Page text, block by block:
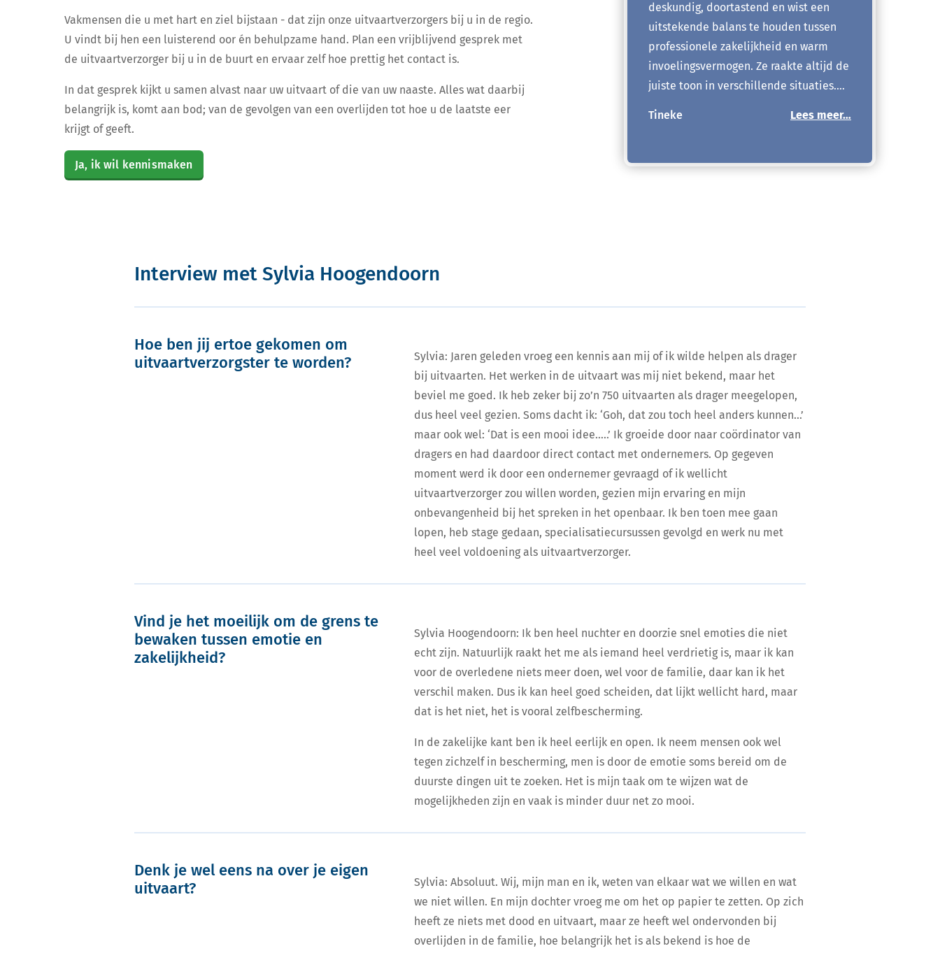
deskundig, doortastend en wist een
uitstekende balans te houden tussen
professionele zakelijkheid en warm
invoelingsvermogen. Ze raakte altijd de
juiste toon in verschillende situaties.…
Tineke Lees meer…
Vakmensen die u met hart en ziel bijstaan - dat zijn onze uitvaartverzorgers bij u in de regio.
U vindt bij hen een luisterend oor én behulpzame hand. Plan een vrijblijvend gesprek met
de uitvaartverzorger bij u in de buurt en ervaar zelf hoe prettig het contact is.
In dat gesprek kijkt u samen alvast naar uw uitvaart of die van uw naaste. Alles wat daarbij
belangrijk is, komt aan bod; van de gevolgen van een overlijden tot hoe u de laatste eer
krijgt of geeft.
Ja, ik wil kennismaken
Interview met Sylvia Hoogendoorn
Hoe ben jij ertoe gekomen om
uitvaartverzorgster te worden?
Sylvia: Jaren geleden vroeg een kennis aan mij of ik wilde helpen als drager
bij uitvaarten. Het werken in de uitvaart was mij niet bekend, maar het
beviel me goed. Ik heb zeker bij zo’n 750 uitvaarten als drager meegelopen,
dus heel veel gezien. Soms dacht ik: ‘Goh, dat zou toch heel anders kunnen…’
maar ook wel: ‘Dat is een mooi idee…..’ Ik groeide door naar coördinator van
dragers en had daardoor direct contact met ondernemers. Op gegeven
moment werd ik door een ondernemer gevraagd of ik wellicht
uitvaartverzorger zou willen worden, gezien mijn ervaring en mijn
onbevangenheid bij het spreken in het openbaar. Ik ben toen mee gaan
lopen, heb stage gedaan, specialisatiecursussen gevolgd en werk nu met
heel veel voldoening als uitvaartverzorger.
Vind je het moeilijk om de grens te
bewaken tussen emotie en
zakelijkheid?
Sylvia Hoogendoorn: Ik ben heel nuchter en doorzie snel emoties die niet
echt zijn. Natuurlijk raakt het me als iemand heel verdrietig is, maar ik kan
voor de overledene niets meer doen, wel voor de familie, daar kan ik het
verschil maken. Dus ik kan heel goed scheiden, dat lijkt wellicht hard, maar
dat is het niet, het is vooral zelfbescherming.
In de zakelijke kant ben ik heel eerlijk en open. Ik neem mensen ook wel
tegen zichzelf in bescherming, men is door de emotie soms bereid om de
duurste dingen uit te zoeken. Het is mijn taak om te wijzen wat de
mogelijkheden zijn en vaak is minder duur net zo mooi.
Denk je wel eens na over je eigen
uitvaart?
Sylvia: Absoluut. Wij, mijn man en ik, weten van elkaar wat we willen en wat
we niet willen. En mijn dochter vroeg me om het op papier te zetten. Op zich
heeft ze niets met dood en uitvaart, maar ze heeft wel ondervonden bij
overlijden in de familie, hoe belangrijk het is als bekend is hoe de